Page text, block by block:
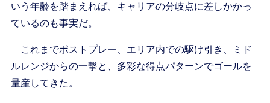
いう年齢を踏まえれば、キャリアの分岐点に差しかかっ
ているのも事実だ。
これまでポストプレー、エリア内での駆け引き、ミド
ルレンジからの一撃と、多彩な得点パターンでゴールを
量産してきた。